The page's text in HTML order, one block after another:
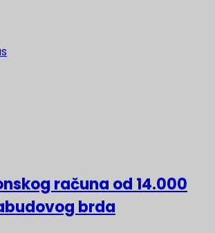
računa od 14.000
brda